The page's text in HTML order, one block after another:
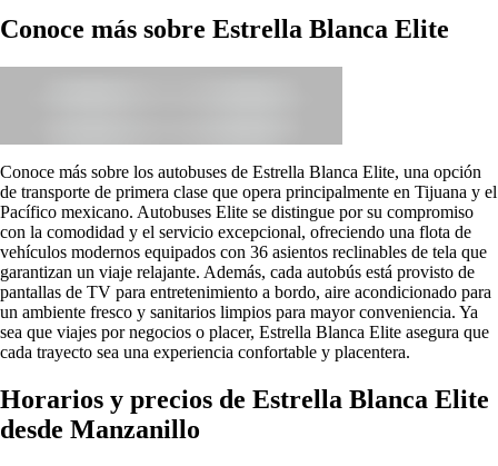
Conoce más sobre Estrella Blanca Elite
Conoce más sobre los autobuses de Estrella Blanca Elite, una opción
de transporte de primera clase que opera principalmente en Tijuana y el
Pacífico mexicano. Autobuses Elite se distingue por su compromiso
con la comodidad y el servicio excepcional, ofreciendo una flota de
vehículos modernos equipados con 36 asientos reclinables de tela que
garantizan un viaje relajante. Además, cada autobús está provisto de
pantallas de TV para entretenimiento a bordo, aire acondicionado para
un ambiente fresco y sanitarios limpios para mayor conveniencia. Ya
sea que viajes por negocios o placer, Estrella Blanca Elite asegura que
cada trayecto sea una experiencia confortable y placentera.
Horarios y precios de Estrella Blanca Elite
desde Manzanillo